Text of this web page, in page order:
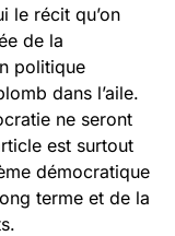
le récit qu’on
de la
politique
dans l’aile.
ne seront
est surtout
démocratique
terme et de la